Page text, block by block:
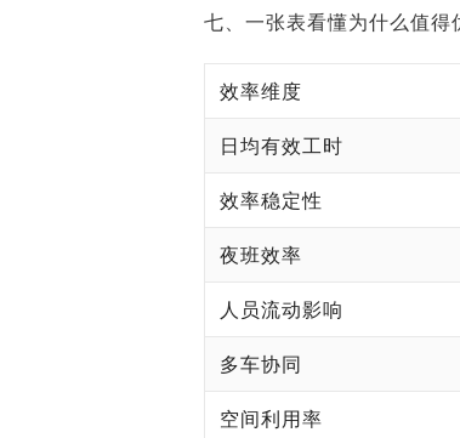
七、一张表看懂为什么值得
效率维度
日均有效工时
效率稳定性
夜班效率
人员流动影响
多车协同
空间利用率